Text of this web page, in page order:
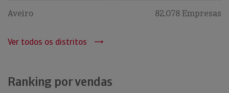
Aveiro 82,078 Empresas
Ver todos os distritos
Ranking por vendas